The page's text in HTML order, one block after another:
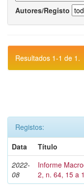
Autores/Registo
Resultados 1-1 de 1.
Registos:
Data
Título
2022-
08
Informe
2, n. 64, 15 a